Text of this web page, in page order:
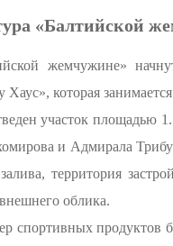
«Балтийской
жемчужине»
которая
участок
и Адмирала
территория
облика.
спортивных